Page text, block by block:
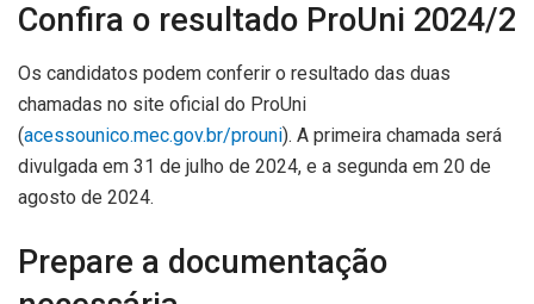
Confira o resultado ProUni 2024/2
Os candidatos podem conferir o resultado das duas
chamadas no site oficial do ProUni
(acessounico.mec.gov.br/prouni). A primeira chamada será
divulgada em 31 de julho de 2024, e a segunda em 20 de
agosto de 2024.
Prepare a documentação